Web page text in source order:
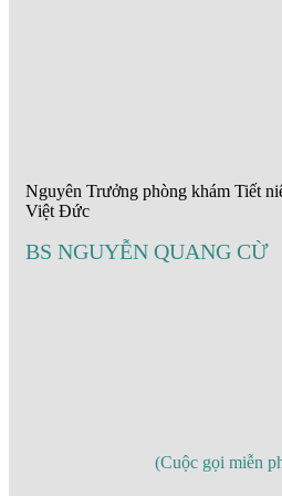
Nguyên Trưởng phòng khám Tiết
Việt Đức
BS NGUYỄN QUANG CỪ
(Cuộc gọi miễn